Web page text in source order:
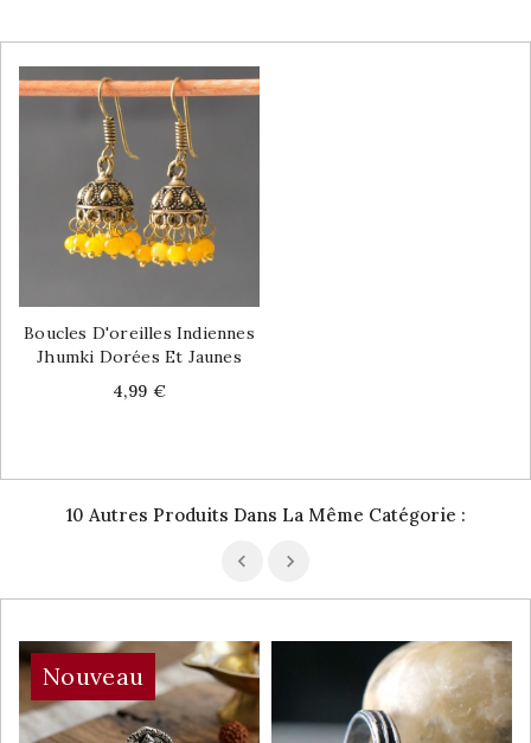
Boucles D'oreilles Indiennes
Jhumki Dorées Et Jaunes
Price
4,99 €
10 Autres Produits Dans La Même Catégorie :
Nouveau